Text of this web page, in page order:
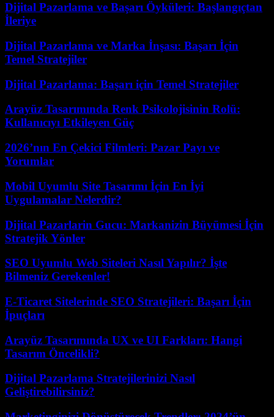
Dijital Pazarlama ve Başarı Öyküleri: Başlangıçtan
İleriye
Dijital Pazarlama ve Marka İnşası: Başarı İçin
Temel Stratejiler
Dijital Pazarlama: Başarı için Temel Stratejiler
Arayüz Tasarımında Renk Psikolojisinin Rolü:
Kullanıcıyı Etkileyen Güç
2026’nın En Çekici Filmleri: Pazar Payı ve
Yorumlar
Mobil Uyumlu Site Tasarımı İçin En İyi
Uygulamalar Nelerdir?
Dijital Pazarlarin Gucu: Markanizin Büyümesi İçin
Stratejik Yönler
SEO Uyumlu Web Siteleri Nasıl Yapılır? İşte
Bilmeniz Gerekenler!
E-Ticaret Sitelerinde SEO Stratejileri: Başarı İçin
İpuçları
Arayüz Tasarımında UX ve UI Farkları: Hangi
Tasarım Öncelikli?
Dijital Pazarlama Stratejilerinizi Nasıl
Geliştirebilirsiniz?